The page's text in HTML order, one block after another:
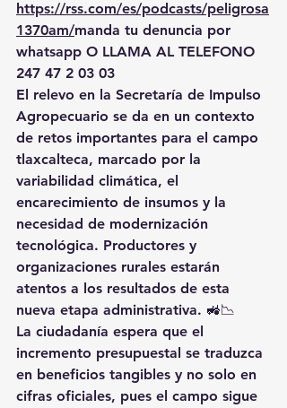
https://rss.com/es/podcasts/peligrosa
1370am/manda tu denuncia por
whatsapp O LLAMA AL TELEFONO
247 47 2 03 03
El relevo en la Secretaría de Impulso
Agropecuario se da en un contexto
de retos importantes para el campo
tlaxcalteca, marcado por la
variabilidad climática, el
encarecimiento de insumos y la
necesidad de modernización
tecnológica. Productores y
organizaciones rurales estarán
atentos a los resultados de esta
nueva etapa administrativa. 🚜📉
La ciudadanía espera que el
incremento presupuestal se traduzca
en beneficios tangibles y no solo en
cifras oficiales, pues el campo sigue